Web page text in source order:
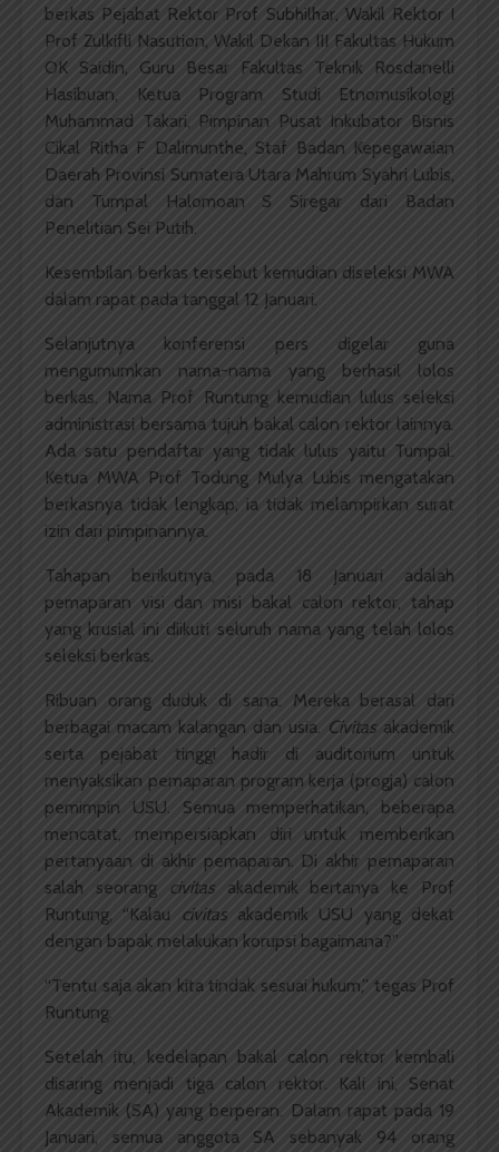
berkas Pejabat Rektor Prof Subhilhar, Wakil Rektor I
Prof Zulkifli Nasution, Wakil Dekan III Fakultas Hukum
OK Saidin, Guru Besar Fakultas Teknik Rosdanelli
Hasibuan, Ketua Program Studi Etnomusikologi
Muhammad Takari, Pimpinan Pusat Inkubator Bisnis
Cikal Ritha F Dalimunthe, Staf Badan Kepegawaian
Daerah Provinsi Sumatera Utara Mahrum Syahri Lubis,
dan Tumpal Halomoan S Siregar dari Badan
Penelitian Sei Putih.
Kesembilan berkas tersebut kemudian diseleksi MWA
dalam rapat pada tanggal 12 Januari.
Selanjutnya konferensi pers digelar guna
mengumumkan nama-nama yang berhasil lolos
berkas. Nama Prof Runtung kemudian lulus seleksi
administrasi bersama tujuh bakal calon rektor lainnya.
Ada satu pendaftar yang tidak lulus yaitu Tumpal.
Ketua MWA Prof Todung Mulya Lubis mengatakan
berkasnya tidak lengkap; ia tidak melampirkan surat
izin dari pimpinannya.
Tahapan berikutnya, pada 18 Januari adalah
pemaparan visi dan misi bakal calon rektor, tahap
yang krusial ini diikuti seluruh nama yang telah lolos
seleksi berkas.
Ribuan orang duduk di sana. Mereka berasal dari
berbagai macam kalangan dan usia. Civitas akademik
serta pejabat tinggi hadir di auditorium untuk
menyaksikan pemaparan program kerja (progja) calon
pemimpin USU. Semua memperhatikan, beberapa
mencatat, mempersiapkan diri untuk memberikan
pertanyaan di akhir pemaparan. Di akhir pemaparan
salah seorang
civitasakademik bertanya ke Prof
Runtung, “Kalau civitasakademik USU yang dekat
dengan bapak melakukan korupsi bagaimana?”
“Tentu saja akan kita tindak sesuai hukum,” tegas Prof
Runtung.
Setelah itu, kedelapan bakal calon rektor kembali
disaring menjadi tiga calon rektor. Kali ini, Senat
Akademik (SA) yang berperan. Dalam rapat pada 19
Januari, semua anggota SA sebanyak 94 orang